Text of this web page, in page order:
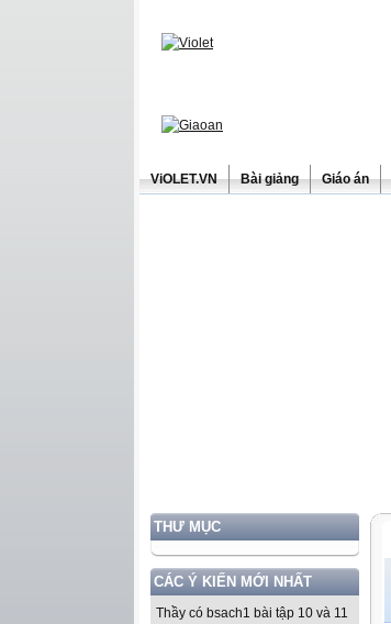
ViOLET.VN Bài giảng Giáo án
THƯ MỤC
CÁC Ý KIẾN MỚI NHẤT
Thầy có bsach1 bài tập 10 và 11